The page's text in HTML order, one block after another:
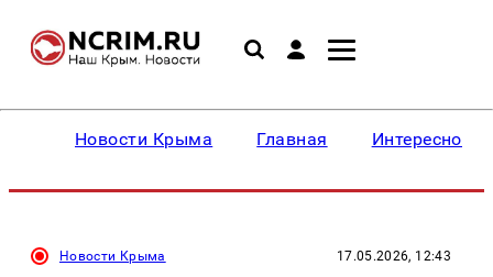
Новости Крыма Главная Интересное
Новости Крыма 17.05.2026, 12:43